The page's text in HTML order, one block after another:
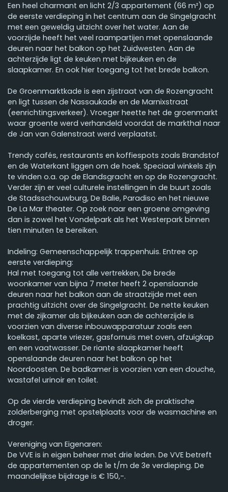
Een heel charmant en licht 2/3 appartement (66 m²) op
de eerste verdieping in het centrum aan de Singelgracht
met een geweldig uitzicht over het water. Aan de
voorzijde heeft het veel raampartijen met openslaande
deuren naar het balkon op het Zuidwesten. Aan de
achterzijde ligt de keuken met bijkeuken en de
slaapkamer. En ook hier toegang tot het brede balkon.
De Groenmarktkade is een zijstraat van de Rozengracht
en ligt tussen de Nassaukade en de Marnixstraat
(eenrichtingsverkeer). Vroeger heette het de groenmarkt
waar groente werd verhandeld voordat de markthal naar
de Jan van Galenstraat werd verplaatst.
Trendy cafés, restaurants en koffiespots zoals Brandstof
en de Waterkant liggen om de hoek. Speciaal winkels zijn
te vinden o.a. op de Elandsgracht en op de Rozengracht.
Verder zijn er veel culturele instellingen in de buurt zoals
de Stadsschouwburg, De Balie, Paradiso en het nieuwe
De La Mar theater. Op zoek naar een groene omgeving
dan is zowel het Vondelpark als het Westerpark binnen
tien minuten te bereiken.
Indeling: Gemeenschappelijk trappenhuis. Entree op
eerste verdieping:
Hal met toegang tot alle vertrekken, De brede
woonkamer van bijna 7 meter heeft 2 openslaande
deuren naar het balkon aan de straatzijde met een
prachtig uitzicht over de Singelgracht. De nette keuken
met de zijkamer als bijkeuken aan de achterzijde is
voorzien van diverse inbouwapparatuur zoals een
koelkast, aparte vriezer, gasfornuis met oven, afzuigkap
en een vaatwasser. De riante slaapkamer heeft
openslaande deuren naar het balkon op het
Noordoosten. De badkamer is voorzien van een douche,
wastafel urinoir en toilet.
Op de vierde verdieping bevindt zich de praktische
zolderberging met opstelplaats voor de wasmachine en
droger.
Vereniging van Eigenaren:
De VVE is in eigen beheer met drie leden. De VVE betreft
de appartementen op de 1e t/m de 3e verdieping. De
maandelijkse bijdrage is € 150,-.